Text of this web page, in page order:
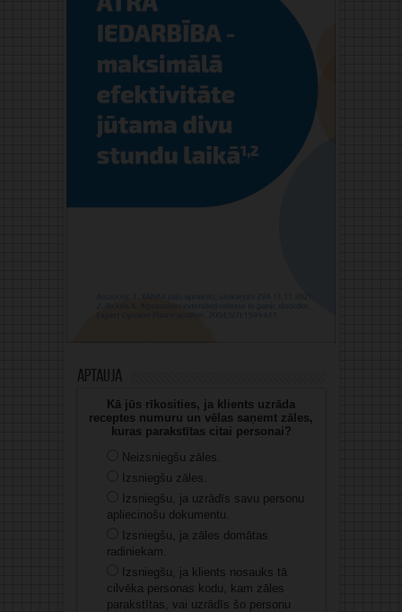
Aptauja
Kā jūs rīkosities, ja klients uzrāda
receptes numuru un vēlas saņemt zāles,
kuras parakstītas citai personai?
Neizsniegšu zāles.
Izsniegšu zāles.
Izsniegšu, ja uzrādīs savu personu
apliecinošu dokumentu.
Izsniegšu, ja zāles domātas
radiniekam.
Izsniegšu, ja klients nosauks tā
cilvēka personas kodu, kam zāles
parakstītas, vai uzrādīs šo personu